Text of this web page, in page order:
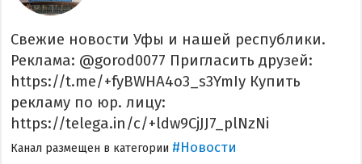
Свежие новости Уфы и нашей республики.
Реклама: @gorod0077 Пригласить друзей:
https://t.me/+fyBWHA4o3_s3YmIy Купить
рекламу по юр. лицу:
https://telega.in/c/+ldw9CjJJ7_plNzNi
Канал размещен в категории #Новости